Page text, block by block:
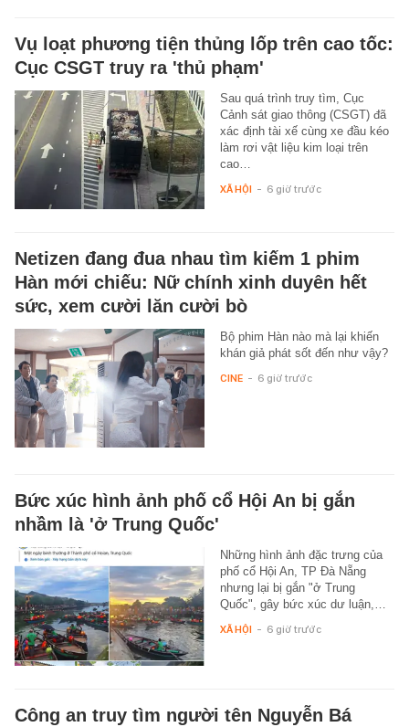
Vụ loạt phương tiện thủng lốp trên cao tốc:
Cục CSGT truy ra 'thủ phạm'
Sau quá trình truy tìm, Cục
Cảnh sát giao thông (CSGT) đã
xác định tài xế cùng xe đầu kéo
làm rơi vật liệu kim loại trên
cao…
XÃ HỘI - 6 giờ trước
Netizen đang đua nhau tìm kiếm 1 phim
Hàn mới chiếu: Nữ chính xinh duyên hết
sức, xem cười lăn cười bò
Bộ phim Hàn nào mà lại khiến
khán giả phát sốt đến như vậy?
CINE - 6 giờ trước
Bức xúc hình ảnh phố cổ Hội An bị gắn
nhầm là 'ở Trung Quốc'
Những hình ảnh đặc trưng của
phố cổ Hội An, TP Đà Nẵng
nhưng lại bị gắn "ở Trung
Quốc", gây bức xúc dư luận,…
XÃ HỘI - 6 giờ trước
Công an truy tìm người tên Nguyễn Bá